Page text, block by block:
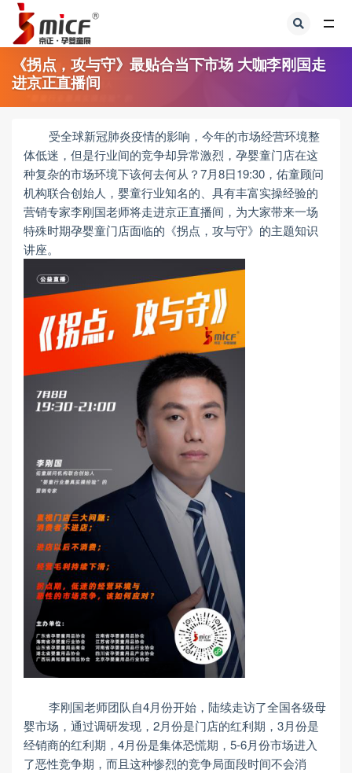
《拐点，攻与守》最贴合当下市场 大咖李刚国走
进京正直播间
受全球新冠肺炎疫情的影响，今年的市场经营环境整
体低迷，但是行业间的竞争却异常激烈，孕婴童门店在这
种复杂的市场环境下该何去何从？7月8日19:30，佑童顾问
机构联合创始人，婴童行业知名的、具有丰富实操经验的
营销专家李刚国老师将走进京正直播间，为大家带来一场
特殊时期孕婴童门店面临的《拐点，攻与守》的主题知识
讲座。
李刚国老师团队自4月份开始，陆续走访了全国各级母
婴市场，通过调研发现，2月份是门店的红利期，3月份是
经销商的红利期，4月份是集体恐慌期，5-6月份市场进入
了恶性竞争期，而且这种惨烈的竞争局面段时间不会消
全部